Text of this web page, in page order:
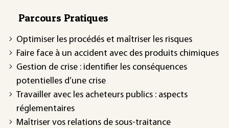
Parcours Pratiques
Optimiser les procédés et maîtriser les risques
Faire face à un accident avec des produits chimiques
Gestion de crise : identifier les conséquences
potentielles d’une crise
Travailler avec les acheteurs publics : aspects
réglementaires
Maîtriser vos relations de sous-traitance